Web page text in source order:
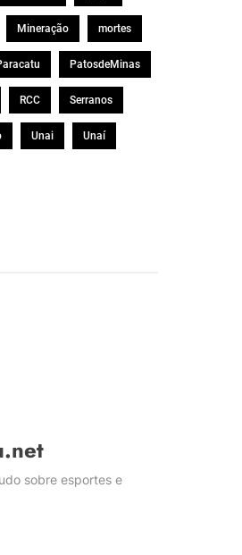
Mineração mortes
PatosdeMinas
RCC Serranos
Unai Unaí
sobre esportes e